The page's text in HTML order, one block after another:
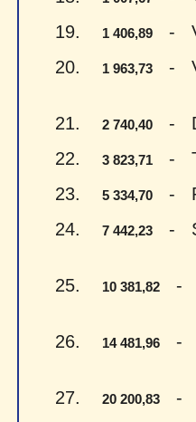
19.
1 406,89
-
20.
1 963,73 -
21. 2 740,40
-
22.
3 823,71
-
23.
5 334,70
-
24.
7 442,23 -
25. 10 381,82 -
26. 14 481,96 -
27. 20 200,83
-